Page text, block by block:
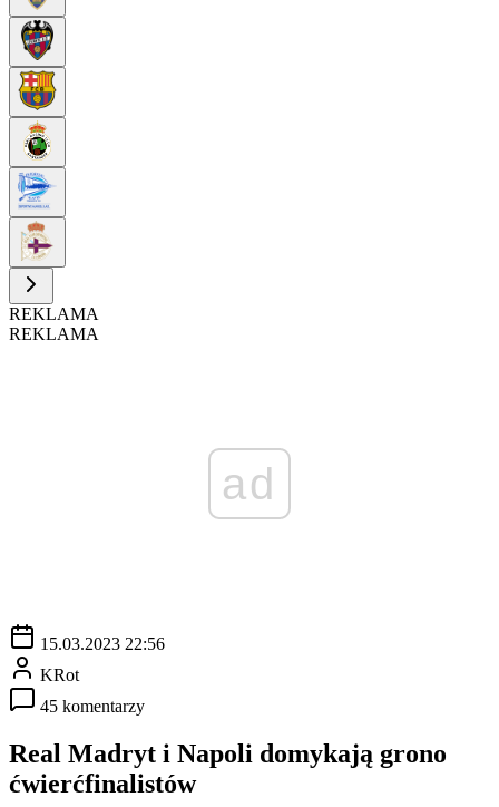
REKLAMA
REKLAMA
ad
15.03.2023 22:56
KRot
45 komentarzy
Real Madryt i Napoli domykają grono
ćwierćfinalistów